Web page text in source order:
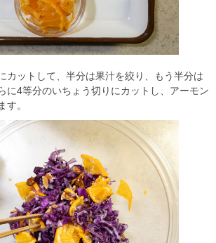
ットして、半分は果汁を絞り、もう半分は
に4等分のいちょう切りにカットし、アーモン
す。